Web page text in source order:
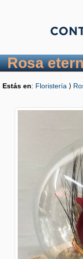
Rosa
Estás en: Floristería ⟩